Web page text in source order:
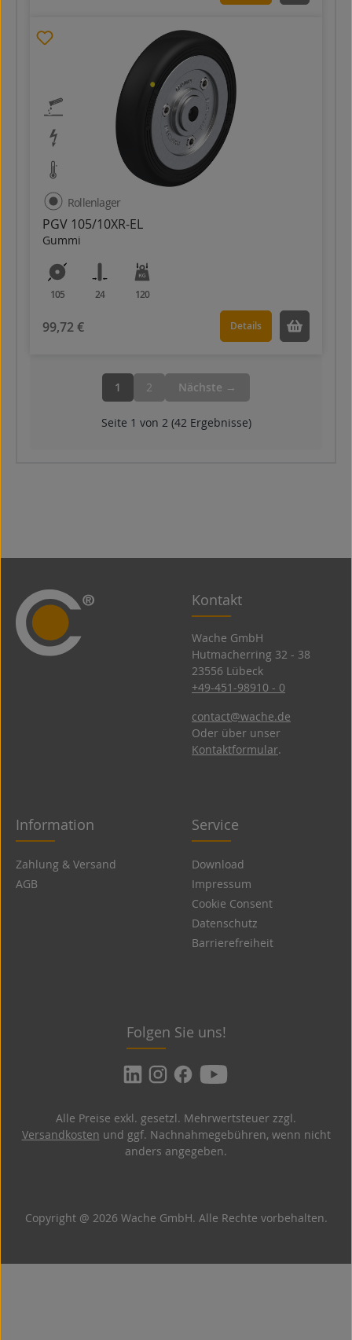
PGV 105/10XR-EL
Gummi
Rollenlager
105 24 120
99,72 € Details
Seite 1 von 2 (42 Ergebnisse)
1 2 Nächste →
Kontakt
Wache GmbH
Hutmacherring 32 ­- 38
23556 Lübeck
+49-451-98910 - 0
contact@wache.de
Oder über unser
Kontaktformular.
Information
Zahlung & Versand
AGB
Service
Download
Impressum
Cookie Consent
Datenschutz
Barrierefreiheit
Folgen Sie uns!
Copyright @ 2026 Wache GmbH. Alle Rechte vorbehalten.
Alle Preise exkl. gesetzl. Mehrwertsteuer zzgl.
Versandkosten und ggf. Nachnahmegebühren, wenn nicht
anders angegeben.